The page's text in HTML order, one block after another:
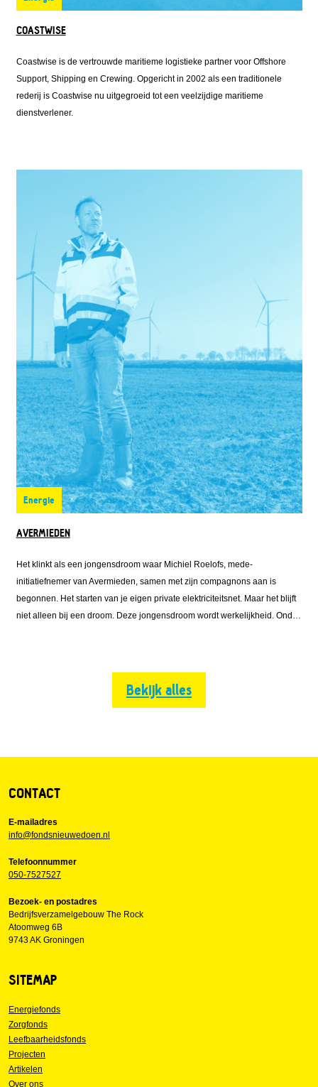
COASTWISE
Coastwise is de vertrouwde maritieme logistieke partner voor Offshore
Support, Shipping en Crewing. Opgericht in 2002 als een traditionele
rederij is Coastwise nu uitgegroeid tot een veelzijdige maritieme
dienstverlener.
Energie
AVERMIEDEN
Het klinkt als een jongensdroom waar Michiel Roelofs, mede-
initiatiefnemer van Avermieden, samen met zijn compagnons aan is
begonnen. Het starten van je eigen private elektriciteitsnet. Maar het blijft
niet alleen bij een droom. Deze jongensdroom wordt werkelijkheid. Onder
Bekijk alles
SITEMAP
Energiefonds
Zorgfonds
Leefbaarheidsfonds
Projecten
Artikelen
Over ons
CONTACT
E-mailadres
info@fondsnieuwedoen.nl
Telefoonnummer
050-7527527
Bezoek- en postadres
Bedrijfsverzamelgebouw The Rock
Atoomweg 6B
9743 AK Groningen